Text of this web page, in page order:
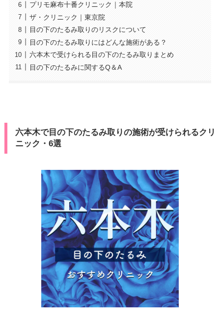
プリモ麻布十番クリニック｜本院
ザ・クリニック｜東京院
目の下のたるみ取りのリスクについて
目の下のたるみ取りにはどんな施術がある？
六本木で受けられる目の下のたるみ取りまとめ
目の下のたるみに関するQ＆A
六本木で目の下のたるみ取りの施術が受けられるクリ
ニック・6選